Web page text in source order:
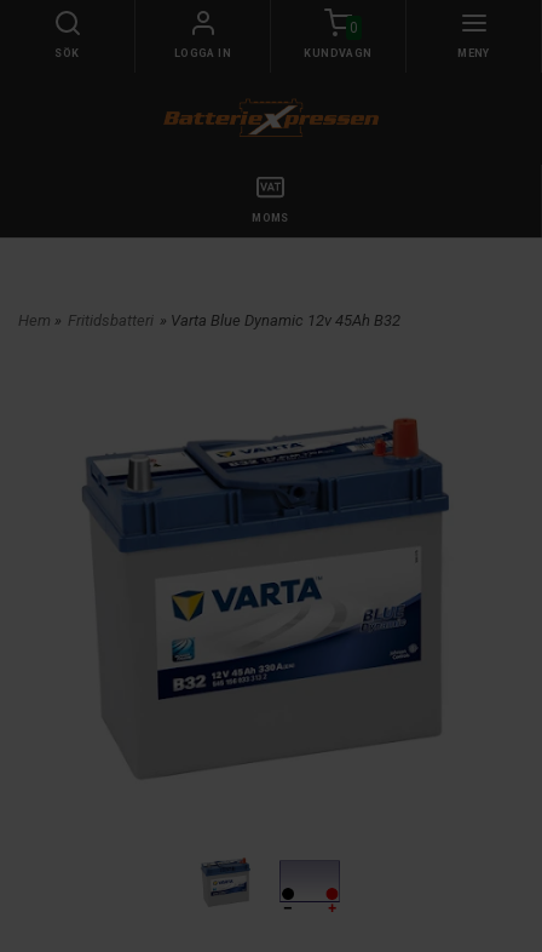
SÖK LOGGA IN
0
KUNDVAGN MENY
MOMS
Hem » Fritidsbatteri » Varta Blue Dynamic 12v 45Ah B32